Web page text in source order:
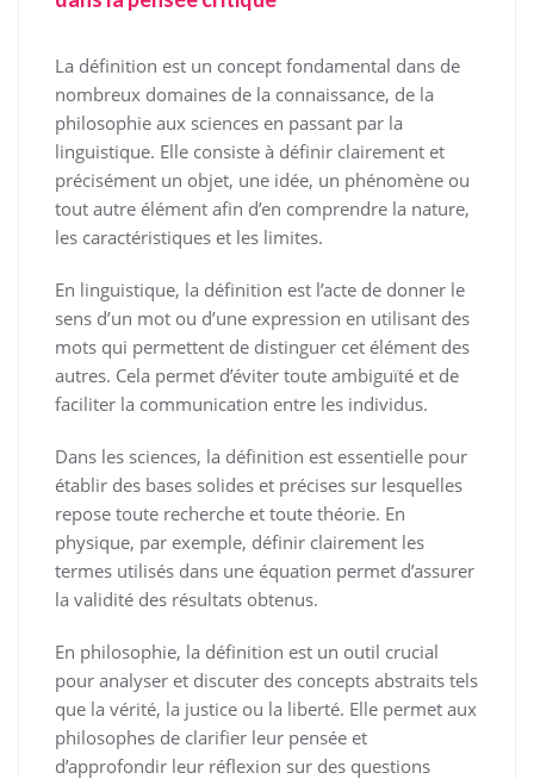
La définition est un concept fondamental dans de
nombreux domaines de la connaissance, de la
philosophie aux sciences en passant par la
linguistique. Elle consiste à définir clairement et
précisément un objet, une idée, un phénomène ou
tout autre élément afin d’en comprendre la nature,
les caractéristiques et les limites.
En linguistique, la définition est l’acte de donner le
sens d’un mot ou d’une expression en utilisant des
mots qui permettent de distinguer cet élément des
autres. Cela permet d’éviter toute ambiguïté et de
faciliter la communication entre les individus.
Dans les sciences, la définition est essentielle pour
établir des bases solides et précises sur lesquelles
repose toute recherche et toute théorie. En
physique, par exemple, définir clairement les
termes utilisés dans une équation permet d’assurer
la validité des résultats obtenus.
En philosophie, la définition est un outil crucial
pour analyser et discuter des concepts abstraits tels
que la vérité, la justice ou la liberté. Elle permet aux
philosophes de clarifier leur pensée et
d’approfondir leur réflexion sur des questions